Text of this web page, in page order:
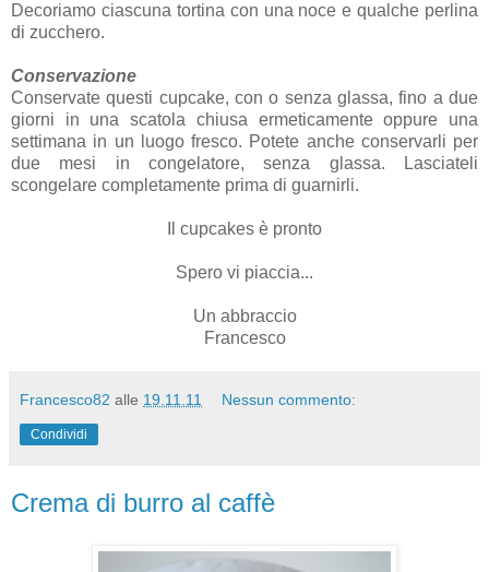
Decoriamo ciascuna tortina con una noce e qualche perlina
di zucchero.
Conservazione
Conservate questi cupcake, con o senza glassa, fino a due
giorni in una scatola chiusa ermeticamente oppure una
settimana in un luogo fresco. Potete anche conservarli per
due mesi in congelatore, senza glassa. Lasciateli
scongelare completamente prima di guarnirli.
Il cupcakes è pronto
Spero vi piaccia...
Un abbraccio
Francesco
Francesco82 alle 19.11.11 Nessun commento:
Condividi
Crema di burro al caffè